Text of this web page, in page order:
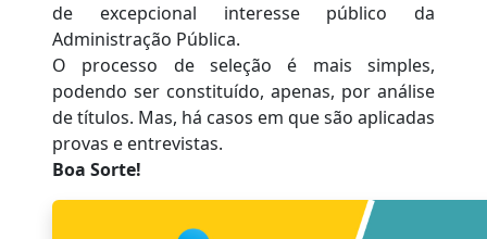
de excepcional interesse público da
Administração Pública.
O processo de seleção é mais simples,
podendo ser constituído, apenas, por análise
de títulos. Mas, há casos em que são aplicadas
provas e entrevistas.
Boa Sorte!